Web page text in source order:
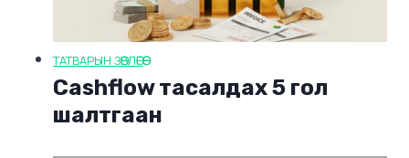
ТАТВАРЫН ЗӨВЛӨГӨӨ
Cashflow тасалдах 5 гол
шалтгаан